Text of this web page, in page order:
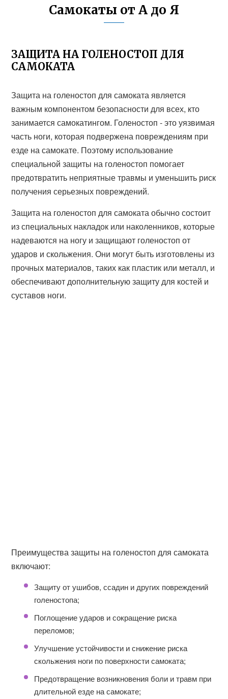
Самокаты от А до Я
ЗАЩИТА НА ГОЛЕНОСТОП ДЛЯ
САМОКАТА
Защита на голеностоп для самоката является
важным компонентом безопасности для всех, кто
занимается самокатингом. Голеностоп - это уязвимая
часть ноги, которая подвержена повреждениям при
езде на самокате. Поэтому использование
специальной защиты на голеностоп помогает
предотвратить неприятные травмы и уменьшить риск
получения серьезных повреждений.
Защита на голеностоп для самоката обычно состоит
из специальных накладок или наколенников, которые
надеваются на ногу и защищают голеностоп от
ударов и скольжения. Они могут быть изготовлены из
прочных материалов, таких как пластик или металл, и
обеспечивают дополнительную защиту для костей и
суставов ноги.
Преимущества защиты на голеностоп для самоката
включают:
Защиту от ушибов, ссадин и других повреждений
голеностопа;
Поглощение ударов и сокращение риска
переломов;
Улучшение устойчивости и снижение риска
скольжения ноги по поверхности самоката;
Предотвращение возникновения боли и травм при
длительной езде на самокате;